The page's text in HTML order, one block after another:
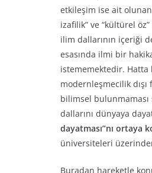
etkileşim ise ait
izafilik” ve “kültürel
ilim dallarının içeriği
esasında ilmi bir
istememektedir. Hatta
modernleşmecilik dışı
bilimsel
dallarını dünyaya
dayatması”nı ortaya
üniversiteleri
Buradan hareketle